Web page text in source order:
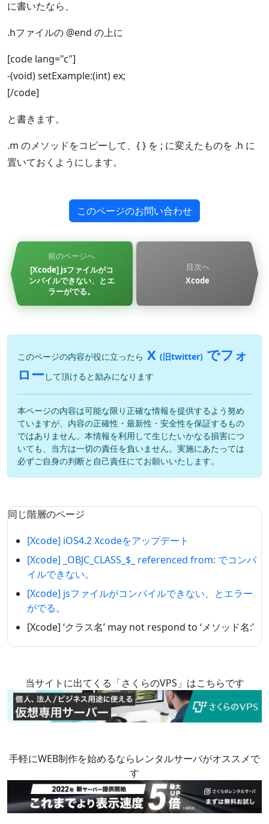
に書いたなら、
.hファイルの @end の上に
[code lang="c"]
-(void) setExample:(int) ex;
[/code]
と書きます。
.m のメソッドをコピーして、{ } を ; に変えたものを .h に
置いておくようにします。
このページのお問い合わせ
前のページへ
[Xcode] jsファイルがコ
ンパイルできない、とエ
ラーがでる。
目次へ
Xcode
このページの内容が役に立ったら X (旧twitter) でフォ
ロー して頂けると励みになります
本ページの内容は可能な限り正確な情報を提供するよう努め
ていますが、内容の正確性・最新性・安全性を保証するもの
ではありません。本情報を利用して生じたいかなる損害につ
いても、当方は一切の責任を負いません。実施にあたっては
必ずご自身の判断と自己責任にてお願いいたします。
同じ階層のページ
[Xcode] iOS4.2 Xcodeをアップデート
[Xcode] _OBJC_CLASS_$_ referenced from: でコンパ
イルできない。
[Xcode] jsファイルがコンパイルできない、とエラー
がでる。
[Xcode] ‘クラス名’ may not respond to ‘メソッド名:’
当サイトに出てくる「さくらのVPS」はこちらです
手軽にWEB制作を始めるならレンタルサーバがオススメで
す